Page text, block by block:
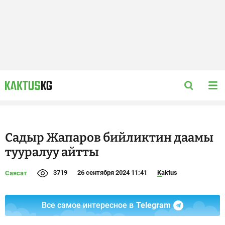
Садыр Жапаров бийликтин даамы
тууралуу айтты
Саясат 3719 26 сентября 2024 11:41 Kaktus
Все самое интересное в Telegram